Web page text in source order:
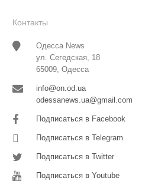
Контакты
Одесса News
ул. Сегедская, 18
65009, Одесса
info@on.od.ua
odessanews.ua@gmail.com
Подписаться в Facebook
Подписаться в Telegram
Подписаться в Twitter
Подписаться в Youtube